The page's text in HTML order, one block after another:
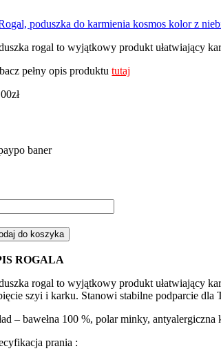
rogal to wyjątkowy produkt ułatwiający
pełny opis produktututaj
zł
do koszyka
ROGALA
rogal to wyjątkowy produkt ułatwiający
szyi i karku. Stanowi stabilne podparcie dla
– bawełna 100 %, polar minky,
prania :